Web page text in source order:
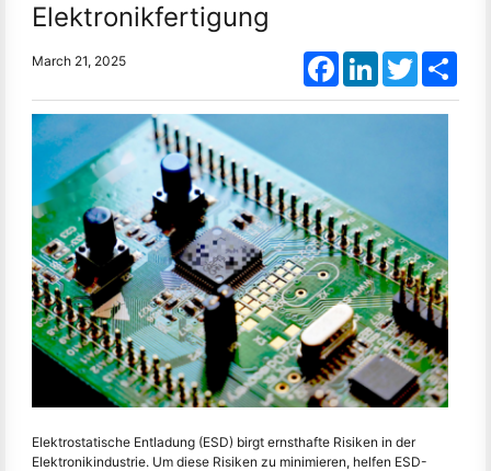
Elektronikfertigung
March 21, 2025 FacebookLinkedInTwitter
Elektrostatische Entladung (ESD) birgt ernsthafte Risiken in der
Elektronikindustrie. Um diese Risiken zu minimieren, helfen ESD-